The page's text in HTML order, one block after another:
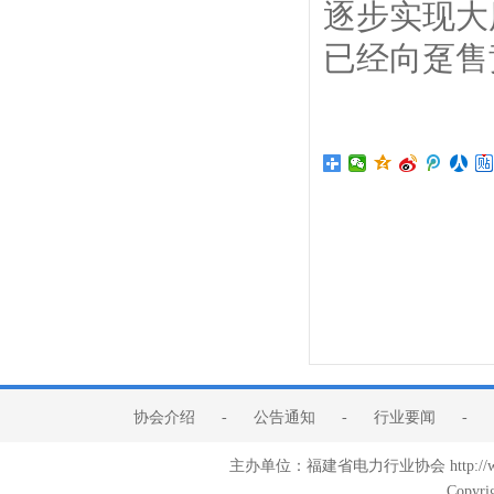
逐步实现
已经向趸
协会介绍 - 公告通知 - 行业要闻 -
主办单位：福建省电力行业协会